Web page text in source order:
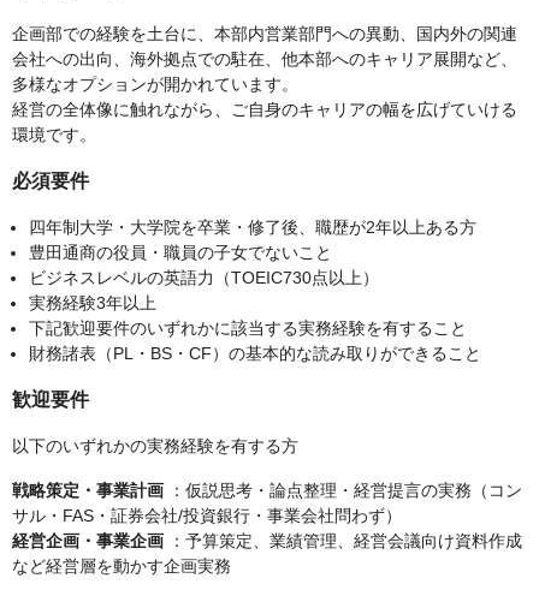
企画部での経験を土台に、本部内営業部門への異動、国内外の関連
会社への出向、海外拠点での駐在、他本部へのキャリア展開など、
多様なオプションが開かれています。
経営の全体像に触れながら、ご自身のキャリアの幅を広げていける
環境です。
必須要件
四年制大学・大学院を卒業・修了後、職歴が2年以上ある方
豊田通商の役員・職員の子女でないこと
ビジネスレベルの英語力（TOEIC730点以上）
実務経験3年以上
下記歓迎要件のいずれかに該当する実務経験を有すること
財務諸表（PL・BS・CF）の基本的な読み取りができること
歓迎要件
以下のいずれかの実務経験を有する方
戦略策定・事業計画 ：仮説思考・論点整理・経営提言の実務（コン
サル・FAS・証券会社/投資銀行・事業会社問わず）
経営企画・事業企画 ：予算策定、業績管理、経営会議向け資料作成
など経営層を動かす企画実務